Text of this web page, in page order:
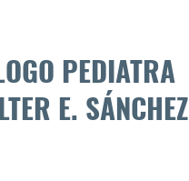
PEDIATRA
E. SÁNCHEZ